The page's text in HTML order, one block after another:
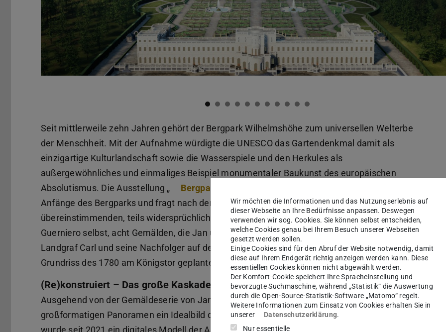
Seit mittlerweile zehn Jahren gehört der Bergpark Wilhelmshöhe zum universellen Welterbe
der Menschheit. Mit der Aufnahme würdigte die UNESCO das Gartendenkmal damit als
einzigartige Kulturlandschaft sowie die Wasserspiele und den Herkules als
außergewöhnliches und einmaliges Beispiel monumentaler Baukunst des europäischen
Absolutismus. Die Ausstellung „
Bergpark reloaded
Anfänge des Bergparks und fragt nach der ursprünglichen Planung, die in vier, teils
übereinstimmenden, teils widersprüchlichen Quellen überliefert ist: Dem Stichwerk von
Guerniero selbst, acht Gemälden, die Jan und Rymer van Nickelen malten, drei Medaillen, die
Landgraf Carl und seine Nachfolger auf den Bergpark prägen ließen und dem Querschnitt und
Grundriss des 1780 am Königstor geplanten neuen „Modellhauses“.
(Re)konstruiert – Das große Kaskadenprojekt
Ausgehend von der Gemäldeserie von Jan und Rymer van Nickelen, die in acht
großformatigen Panoramen ein Idealbild des Kaskadenprojekts von Landgraf Carl zeigen,
Wir möchten die Informationen und das Nutzungserlebnis auf
dieser Webseite an Ihre Bedürfnisse anpassen. Deswegen
verwenden wir sog. Cookies. Sie können selbst entscheiden,
welche Cookies genau bei Ihrem Besuch unserer Webseiten
gesetzt werden sollen.
Einige Cookies sind für den Abruf der Website notwendig, damit
diese auf Ihrem Endgerät richtig anzeigen werden kann. Diese
essentiellen Cookies können nicht abgewählt werden.
Der Komfort-Cookie speichert Ihre Spracheinstellung und
bevorzugte Suchmaschine, während „Statistik“ die Auswertung
durch die Open-Source-Statistik-Software „Matomo“ regelt.
Weitere Informationen zum Einsatz von Cookies erhalten Sie in
unserer
Datenschutzerklärung.
Nur essentielle